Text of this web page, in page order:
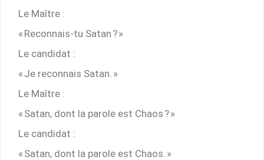
Le Maître :
« Reconnais-tu Satan ? »
Le candidat :
« Je reconnais Satan. »
Le Maître :
« Satan, dont la parole est Chaos ? »
Le candidat :
« Satan, dont la parole est Chaos. »